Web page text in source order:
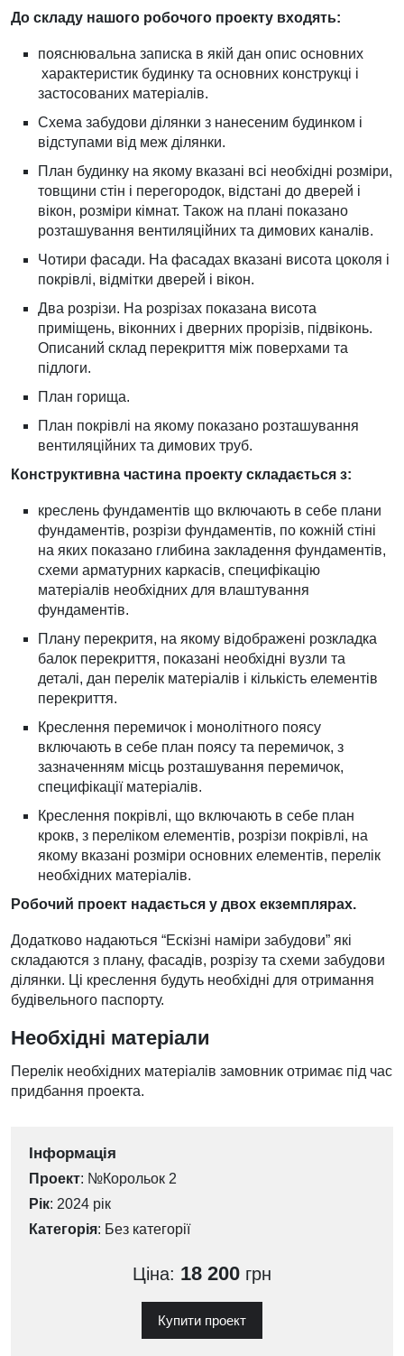
До складу нашого робочого проекту входять:
пояснювальна записка в якій дан опис основних
характеристик будинку та основних конструкці і
застосованих матеріалів.
Схема забудови ділянки з нанесеним будинком і
відступами від меж ділянки.
План будинку на якому вказані всі необхідні розміри,
товщини стін і перегородок, відстані до дверей і
вікон, розміри кімнат. Також на плані показано
розташування вентиляційних та димових каналів.
Чотири фасади. На фасадах вказані висота цоколя і
покрівлі, відмітки дверей і вікон.
Два розрізи. На розрізах показана висота
приміщень, віконних і дверних прорізів, підвіконь.
Описаний склад перекриття між поверхами та
підлоги.
План горища.
План покрівлі на якому показано розташування
вентиляційних та димових труб.
Конструктивна частина проекту складається з:
креслень фундаментів що включають в себе плани
фундаментів, розрізи фундаментів, по кожній стіні
на яких показано глибина закладення фундаментів,
схеми арматурних каркасів, специфікацію
матеріалів необхідних для влаштування
фундаментів.
Плану перекритя, на якому відображені розкладка
балок перекриття, показані необхідні вузли та
деталі, дан перелік матеріалів і кількість елементів
перекриття.
Креслення перемичок і монолітного поясу
включають в себе план поясу та перемичок, з
зазначенням місць розташування перемичок,
специфікації матеріалів.
Креслення покрівлі, що включають в себе план
крокв, з переліком елементів, розрізи покрівлі, на
якому вказані розміри основних елементів, перелік
необхідних матеріалів.
Робочий проект надається у двох екземплярах.
Додатково надаються “Ескізні наміри забудови” які
складаются з плану, фасадів, розрізу та схеми забудови
ділянки. Ці креслення будуть необхідні для отримання
будівельного паспорту.
Необхідні матеріали
Перелік необхідних матеріалів замовник отримає під час
придбання проекта.
Інформація
Проект: №Корольок 2
Рік: 2024 рік
Категорія: Без категорії
Ціна: 18 200 грн
Купити проект